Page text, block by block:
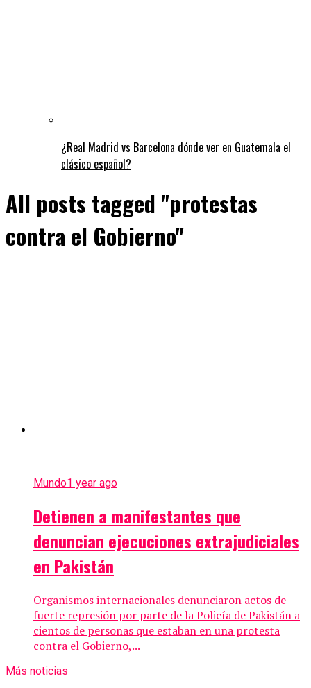
¿Real Madrid vs Barcelona dónde ver en Guatemala el
clásico español?
All posts tagged "protestas
contra el Gobierno"
Mundo1 year ago
Detienen a manifestantes que
denuncian ejecuciones extrajudiciales
en Pakistán
Organismos internacionales denunciaron actos de
fuerte represión por parte de la Policía de Pakistán a
cientos de personas que estaban en una protesta
contra el Gobierno,...
Más noticias